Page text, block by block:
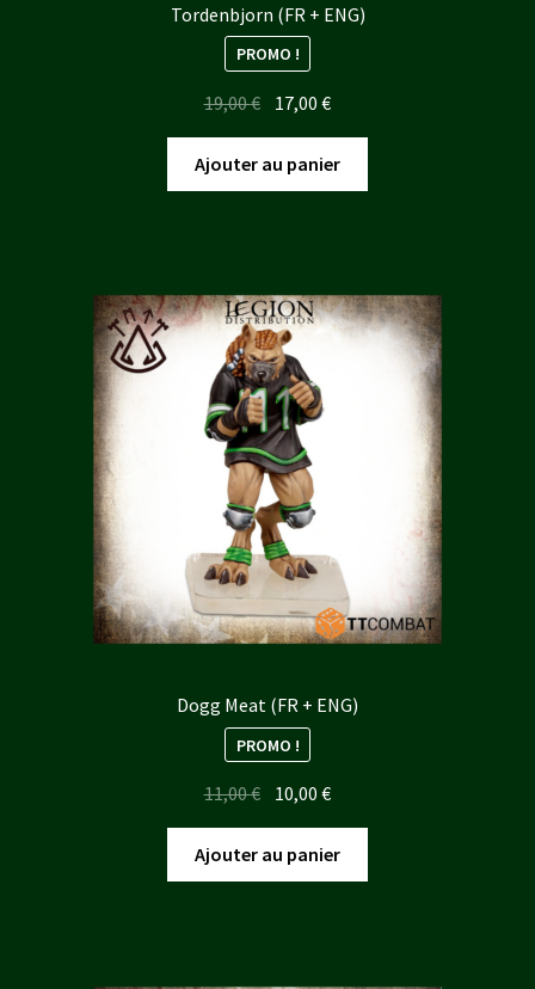
Tordenbjorn (FR + ENG)
PROMO !
19,00€ Le
initial
était :
17,00€Le
actuel
est :
Ajouter au panier
Dogg Meat (FR + ENG)
PROMO !
11,00€ Le
prix
initial
était :
10,00€Le
prix
actuel
est :
Ajouter au panier